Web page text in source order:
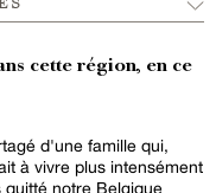
cette région, en ce
d'une famille qui,
à vivre plus intensément